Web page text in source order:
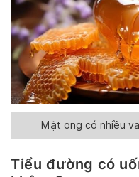
Mật ong có nhiều
Tiểu đường có